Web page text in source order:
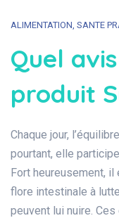
ALIMENTATION SANTE
Quel
produit
Chaque jour,
pourtant, elle
Fort heureusement,
flore intestinale à
peuvent lui nuire.